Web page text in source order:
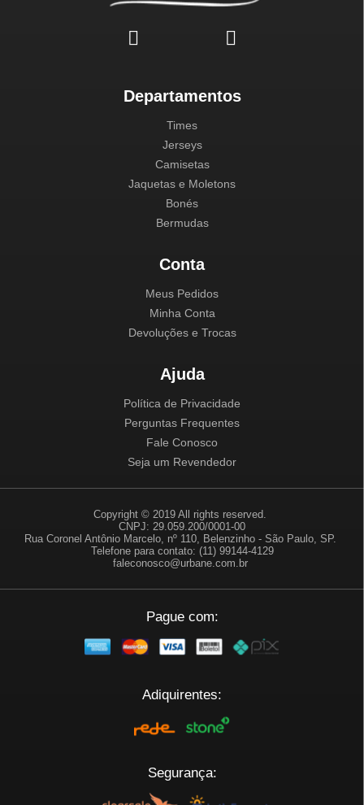
Departamentos
Times
Jerseys
Camisetas
Jaquetas e Moletons
Bonés
Bermudas
Conta
Meus Pedidos
Minha Conta
Devoluções e Trocas
Ajuda
Política de Privacidade
Perguntas Frequentes
Fale Conosco
Seja um Revendedor
Copyright © 2019 All rights reserved.
CNPJ: 29.059.200/0001-00
Rua Coronel Antônio Marcelo, nº 110, Belenzinho - São Paulo, SP.
Telefone para contato: (11) 99144-4129
faleconosco@urbane.com.br
Pague com:
Adiquirentes:
Segurança: